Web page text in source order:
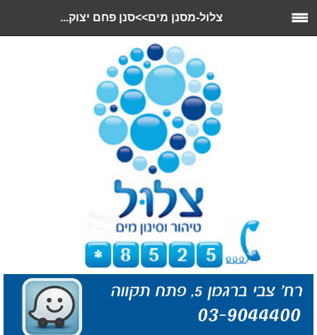
צלול-מסנן מים>>סנן פחם יצוק...